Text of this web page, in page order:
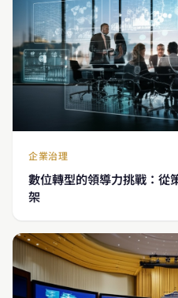
企業治理
數位轉型的領導力挑戰：從
架